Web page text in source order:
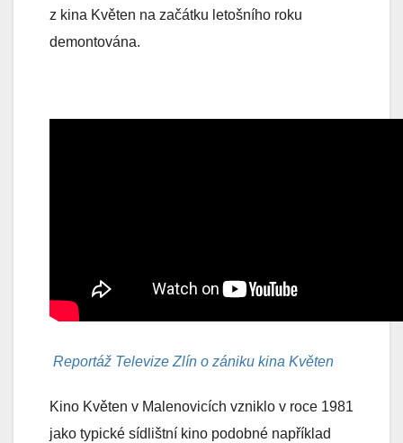
z kina Květen na začátku letošního roku
demontována.
Reportáž Televize Zlín o zániku kina Květen
Kino Květen v Malenovicích vzniklo v roce 1981
jako typické sídlištní kino podobné například